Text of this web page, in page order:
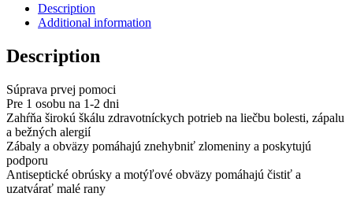
Description
Additional information
Description
Súprava prvej pomoci
Pre 1 osobu na 1-2 dni
Zahŕňa širokú škálu zdravotníckych potrieb na liečbu bolesti, zápalu
a bežných alergií
Zábaly a obväzy pomáhajú znehybniť zlomeniny a poskytujú
podporu
Antiseptické obrúsky a motýľové obväzy pomáhajú čistiť a
uzatvárať malé rany